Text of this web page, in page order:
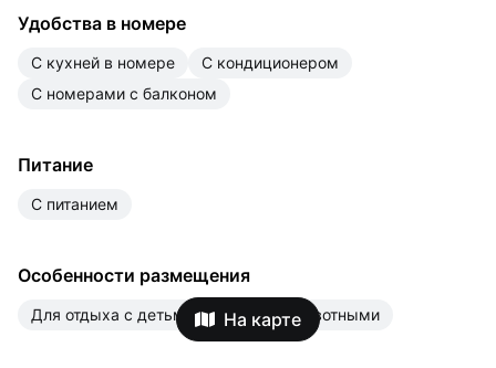
На карте
Удобства в номере
с кухней в номере
с кондиционером
с номерами с балконом
Питание
с питанием
Особенности размещения
для отдыха с детьми можно с животными